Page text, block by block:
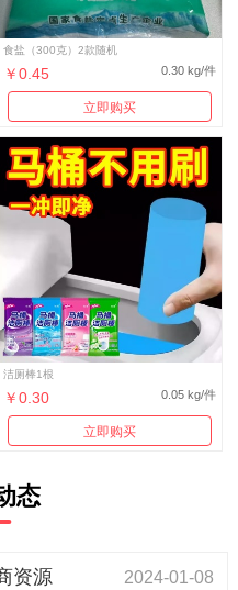
食盐（300克）2款随机
￥0.45 0.30 kg/件
立即购买
洁厕棒1根
￥0.30 0.05 kg/件
立即购买
态
资源 2024-01-08